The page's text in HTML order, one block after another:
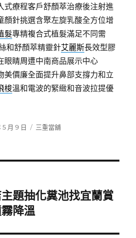
式療程客戶舒顏萃治療後注射進
顏針挑選含聚左旋乳酸全方位增
髮專精複合式植髮滿足不同需
和舒顏萃精靈針艾麗斯長效型膠
眼睛周遭中南商品展示中心
美價廉全面提升鼻部支撐力和立
梭溫和電波的緊緻和音波拉提優
月 9 日
分
三重當舖
題抽化糞池找宜蘭賞
降溫